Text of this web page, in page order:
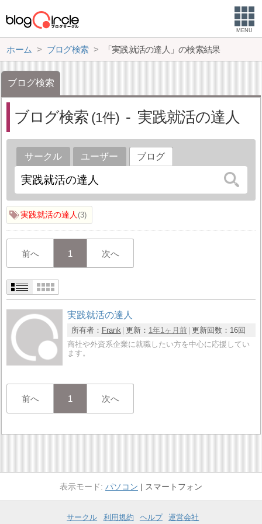
MENU
ホーム ブログ検索 「実践就活の達人」の検索結果
ブログ検索
ブログ検索 1 実践就活の達人
サークル ユーザー ブログ
実践就活の達人 3
前へ 1 次へ
実践就活の達人
所有者： Frank 更新： 1年1ヶ月前 更新回数： 16回
商社や外資系企業に就職したい方を中心に応援してい
ます。
前へ 1 次へ
パソコン スマートフォン
サークル 利用規約 ヘルプ 運営会社